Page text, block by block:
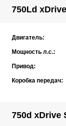
750Ld
Двигатель:
Мощность л.с.:
Привод:
Коробка передач:
750d xDrive